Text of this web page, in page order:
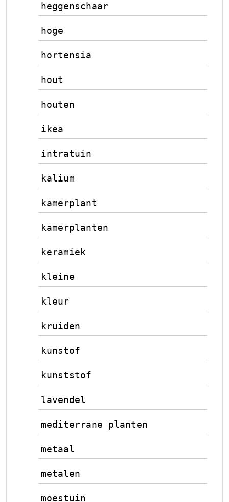
heggenschaar
hoge
hortensia
hout
houten
ikea
intratuin
kalium
kamerplant
kamerplanten
keramiek
kleine
kleur
kruiden
kunstof
kunststof
lavendel
mediterrane planten
metaal
metalen
moestuin